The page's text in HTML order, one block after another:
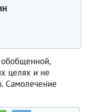
целях и не
Самолечение